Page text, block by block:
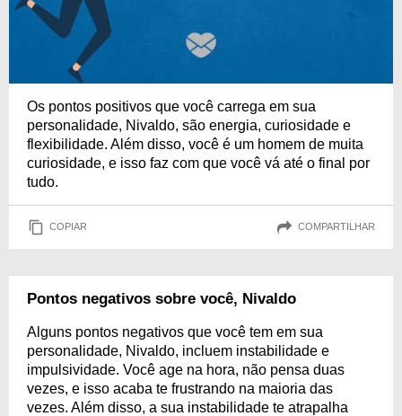
Os pontos positivos que você carrega em sua
personalidade, Nivaldo, são energia, curiosidade e
flexibilidade. Além disso, você é um homem de muita
curiosidade, e isso faz com que você vá até o final por
tudo.
COPIAR COMPARTILHAR
Pontos negativos sobre você, Nivaldo
Alguns pontos negativos que você tem em sua
personalidade, Nivaldo, incluem instabilidade e
impulsividade. Você age na hora, não pensa duas
vezes, e isso acaba te frustrando na maioria das
vezes. Além disso, a sua instabilidade te atrapalha